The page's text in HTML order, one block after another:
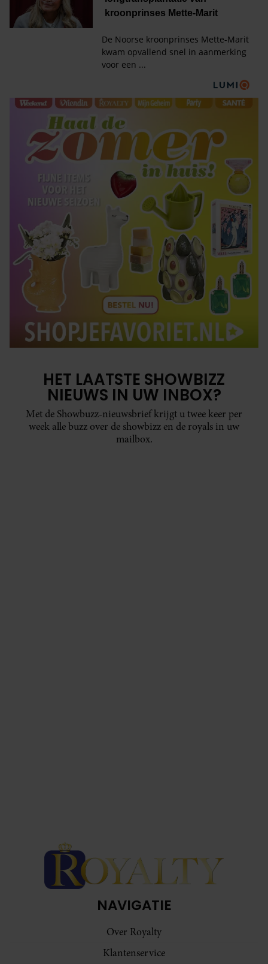
HET LAATSTE SHOWBIZZ
NIEUWS IN UW INBOX?
Met de Showbuzz-nieuwsbrief krijgt u twee keer per
week alle buzz over de showbizz en de royals in uw
mailbox.
NAVIGATIE
Over Royalty
Klantenservice